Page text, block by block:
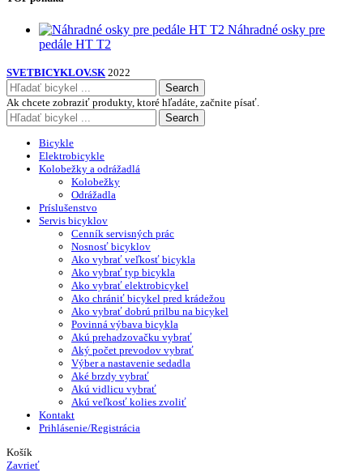
Náhradné osky pre
pedále HT T2
SVETBICYKLOV.SK 2022
Search
Ak chcete zobraziť produkty, ktoré hľadáte, začnite písať.
Search
Bicykle
Elektrobicykle
Kolobežky a odrážadlá
Kolobežky
Odrážadla
Príslušenstvo
Servis bicyklov
Cenník servisných prác
Nosnosť bicyklov
Ako vybrať veľkosť bicykla
Ako vybrať typ bicykla
Ako vybrať elektrobicykel
Ako chrániť bicykel pred krádežou
Ako vybrať dobrú prilbu na bicykel
Povinná výbava bicykla
Akú prehadzovačku vybrať
Aký počet prevodov vybrať
Výber a nastavenie sedadla
Aké brzdy vybrať
Akú vidlicu vybrať
Akú veľkosť kolies zvoliť
Kontakt
Prihlásenie/Registrácia
Košík
Zavrieť